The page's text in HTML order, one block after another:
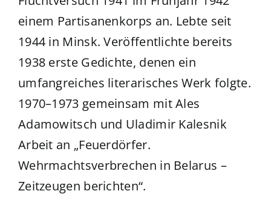
einem Partisanenkorps an. Lebte seit
1944 in Minsk. Veröffentlichte bereits
1938 erste Gedichte, denen ein
umfangreiches literarisches Werk folgte.
1970–1973 gemeinsam mit Ales
Adamowitsch und Uladimir Kalesnik
Arbeit an „Feuerdörfer.
Wehrmachtsverbrechen in Belarus –
Zeitzeugen berichten“.